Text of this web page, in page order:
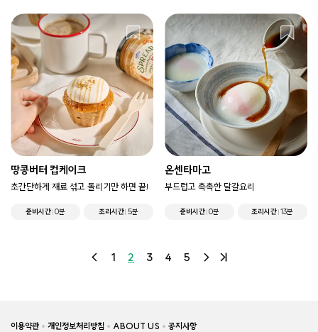
땅콩버터 컵케이크
초간단하게 재료 섞고 돌리기만 하면 끝!
준비시간 0분 조리시간 5분
온센타마고
부드럽고 촉촉한 달걀요리
준비시간 0분 조리시간 13분
1 2 3 4 5
이용약관 개인정보처리방침 ABOUT US 공지사항